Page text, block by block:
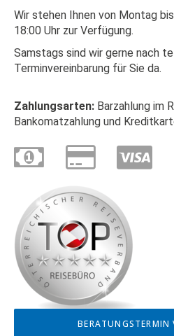
Wir stehen Ihnen von Montag
18:00 Uhr zur Verfügung.
Samstags sind wir gerne nach
Terminvereinbarung für Sie da.
Zahlungsarten: Barzahlung im
Bankomatzahlung und
BERATUNGSTERMIN